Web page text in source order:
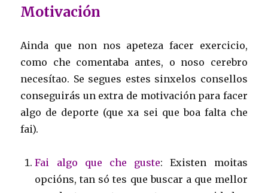
Motivación
Ainda que non nos apeteza facer exercicio,
como che comentaba antes, o noso cerebro
necesítao. Se segues estes sinxelos consellos
conseguirás un extra de motivación para facer
algo de deporte (que xa sei que boa falta che
fai).
Fai algo que che guste: Existen moitas
opcións, tan só tes que buscar a que mellor